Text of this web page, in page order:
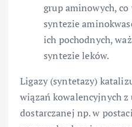
grup aminowych,
syntezie
ich pochodnych,
syntezie leków.
Ligazy (syntetazy)
wiązań kowalencyjnych z
dostarczanej np. w